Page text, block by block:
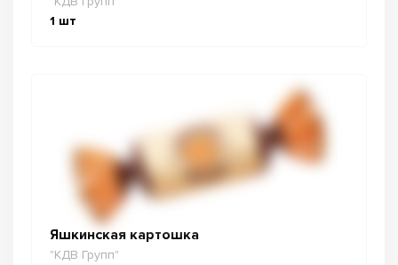
1 шт
Яшкинская картошка
"КДВ Групп"